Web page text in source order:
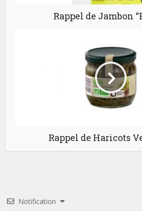
Rappel de Jambon
Rappel de Haricots
Notification